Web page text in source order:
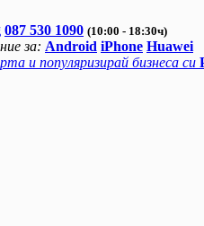
087 530 1090 (10:00 - 18:30ч)
за: Android iPhone Huawei
и популяризирай бизнеса си